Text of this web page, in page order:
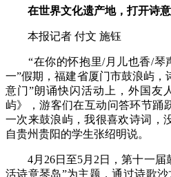
在世界文化遗产地，打开诗意
本报记者 付文 施钰
“在你的怀抱里/月儿也香/琴
一”假期，福建省厦门市鼓浪屿，
意门”朗诵快闪活动上，外国友
屿》，游客们在互动问答环节踊
一次来鼓浪屿，我很喜欢诗词，
自贵州贵阳的学生张绍明说。
4月26日至5月2日，第十一届
活诗意琴岛”为主题，通过诗歌